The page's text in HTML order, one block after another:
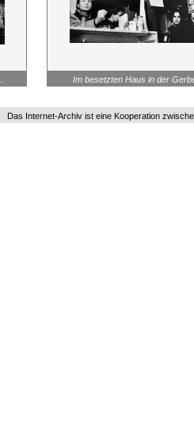
Im besetzten Haus in der
Das Internet-Archiv ist eine Kooperation